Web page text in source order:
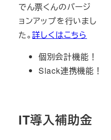
でん票くんのバージ
ョンアップを行いまし
た。詳しくはこちら
個別会計機能！
Slack連携機能！
IT導入補助金